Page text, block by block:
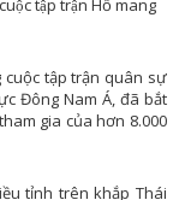
CÀ PHÊ
CẢI CÁCH HÀNH
CHÚC MỪNG NĂM
CHIẾN BINH ĐÀ
tập trận Hổ mang
cuộc tập trận quân sự
Đông Nam Á, đã bắt
gia của hơn 8.000
tỉnh trên khắp Thái